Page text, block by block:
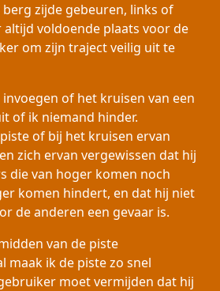
berg zijde gebeuren, links of
altijd voldoende plaats voor de
om zijn traject veilig uit te
of het kruisen van een
of ik niemand hinder.
of bij het kruisen ervan
zich ervan vergewissen dat hij
die van hoger komen noch
komen hindert, en dat hij niet
de anderen een gevaar is.
van de piste
maak ik de piste zo snel
moet vermijden dat hij